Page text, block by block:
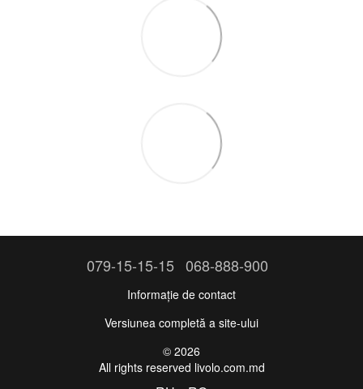
079-15-15-15 068-888-900
Informație de contact
Versiunea completă a site-ului
© 2026
All rights reserved livolo.com.md